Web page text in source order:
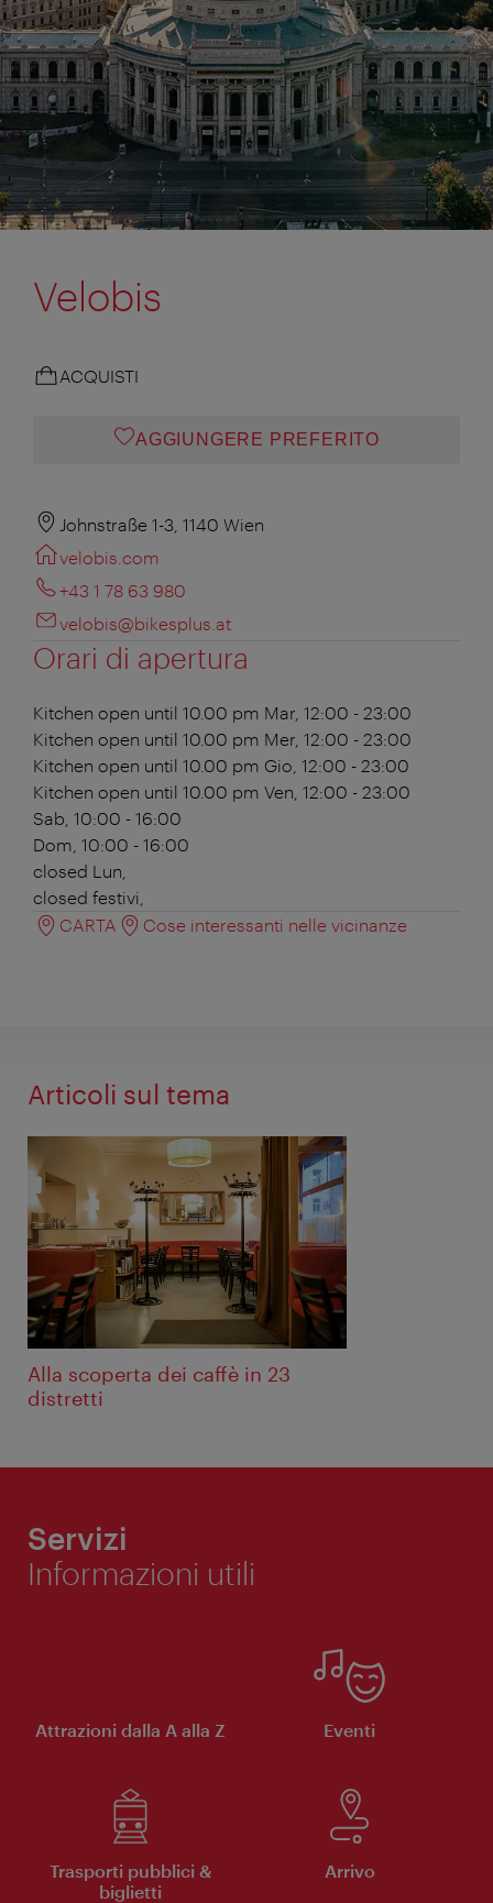
Velobis
ACQUISTI
AGGIUNGERE PREFERITO
Johnstraße 1-3, 1140 Wien
velobis.com
+43 1 78 63 980
velobis@bikesplus.at
Orari di apertura
Kitchen open until 10.00 pm Mar, 12:00 - 23:00
Kitchen open until 10.00 pm Mer, 12:00 - 23:00
Kitchen open until 10.00 pm Gio, 12:00 - 23:00
Kitchen open until 10.00 pm Ven, 12:00 - 23:00
Sab, 10:00 - 16:00
Dom, 10:00 - 16:00
closed Lun,
closed festivi,
CARTA
Cose interessanti nelle vicinanze
Articoli sul tema
Alla scoperta dei caffè in 23
distretti
Servizi
Informazioni utili
Attrazioni dalla A alla Z Eventi
Trasporti pubblici &
biglietti
Arrivo